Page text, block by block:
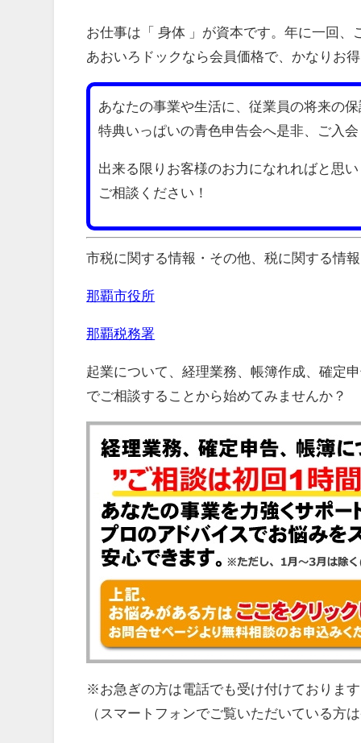
お仕事は「 身体 」が資本です。年に一回
あおいろドックなら会員価格で、かなりお
あなたの事業や生活に、従業員の将来の
特典いっぱいの青色申告会へ是非、ご入
出来る限りお客様のお力になれればと思
ご相談ください！
市税に関する情報・その他、税に関する情
那覇市役所
那覇税務署
起業について、経理業務、帳簿作成、確定
でご相談することから始めてみませんか？
※お急ぎの方は電話でも受け付けておりま
（スマートフォンでご覧いただいている方